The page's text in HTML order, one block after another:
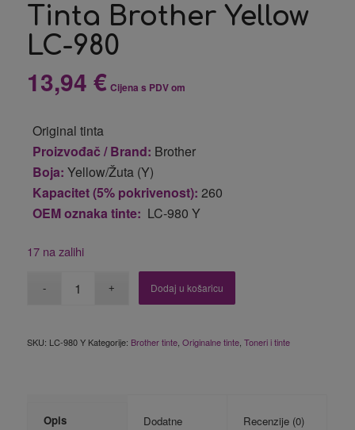
Tinta Brother Yellow
LC-980
13,94 € Cijena s PDV om
Original tinta
Proizvođač / Brand: Brother
Boja: Yellow/Žuta (Y)
Kapacitet (5% pokrivenost): 260
OEM oznaka tinte: LC-980 Y
17 na zalihi
Dodaj u košaricu
SKU: LC-980 Y Kategorije: Brother tinte, Originalne tinte, Toneri i tinte
Opis
Dodatne
Recenzije (0)